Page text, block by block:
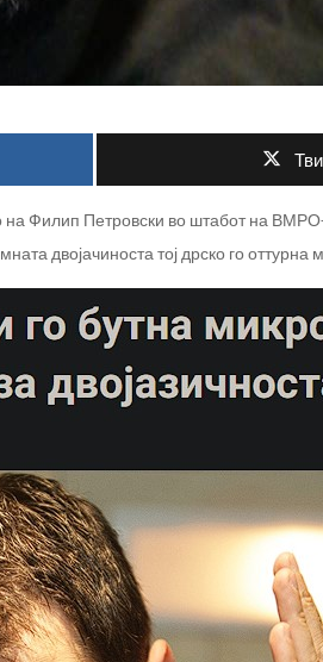
на Филип Петровски во штабот на
двојачиноста тој дрско го оттурна